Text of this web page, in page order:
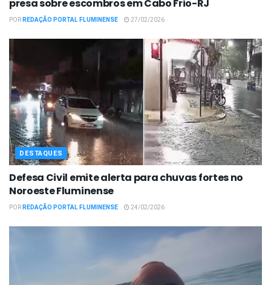
presa sobre escombros em Cabo Frio-RJ
PORREDAÇÃO PORTAL FLUMINENSE 27/02/2026
DESTAQUES
Defesa Civil emite alerta para chuvas fortes no
Noroeste Fluminense
PORREDAÇÃO PORTAL FLUMINENSE 24/02/2026